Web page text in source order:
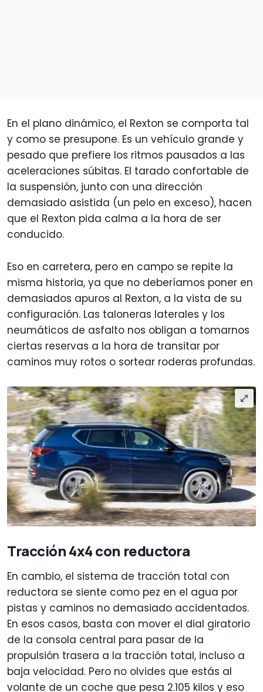
En el plano dinámico, el Rexton se comporta tal
y como se presupone. Es un vehículo grande y
pesado que prefiere los ritmos pausados a las
aceleraciones súbitas. El tarado confortable de
la suspensión, junto con una dirección
demasiado asistida (un pelo en exceso), hacen
que el Rexton pida calma a la hora de ser
conducido.
Eso en carretera, pero en campo se repite la
misma historia, ya que no deberíamos poner en
demasiados apuros al Rexton, a la vista de su
configuración. Las taloneras laterales y los
neumáticos de asfalto nos obligan a tomarnos
ciertas reservas a la hora de transitar por
caminos muy rotos o sortear roderas profundas.
Tracción 4x4 con reductora
En cambio, el sistema de tracción total con
reductora se siente como pez en el agua por
pistas y caminos no demasiado accidentados.
En esos casos, basta con mover el dial giratorio
de la consola central para pasar de la
propulsión trasera a la tracción total, incluso a
baja velocidad. Pero no olvides que estás al
volante de un coche que pesa 2.105 kilos y eso